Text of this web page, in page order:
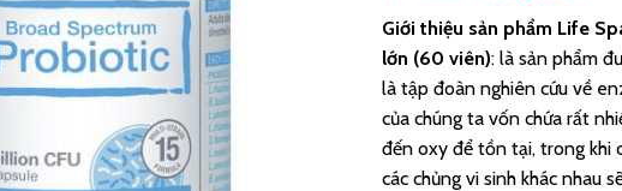
Giới thiệu sản phẩm Life
lớn (60 viên): là sản phẩm
là tập đoàn nghiên cứu về
của chúng ta vốn chứa rất
đến oxy để tồn tại, trong khi
các chủng vi sinh khác nhau